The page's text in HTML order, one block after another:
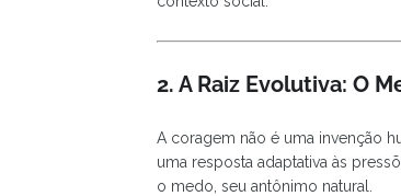
2. A Raiz Evolutiva: O
A coragem não é uma invenção
uma resposta adaptativa às
o medo, seu antônimo natural.